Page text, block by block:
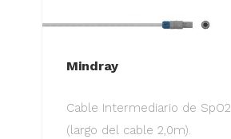
Mindray
Cable Intermediario de SpO2
(largo del cable 2,0m).